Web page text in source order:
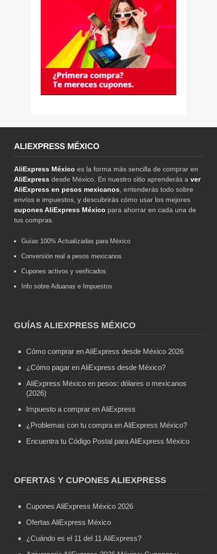
ALIEXPRESS MÉXICO
AliExpress México es la forma más sencilla de comprar en
AliExpress desde México. En nuestro sitio aprenderás a ver
AliExpress en pesos mexicanos , entenderás todo sobre
envíos e impuestos, y descubrirás cómo usar los mejores
cupones AliExpress México para ahorrar en cada una de
tus compras.
Guías 100% Actualizadas para México
Conversión real a pesos mexicanos
Cupones activos y verificados
Info sobre Aduanas e Impuestos
GUÍAS ALIEXPRESS MÉXICO
Cómo comprar en AliExpress desde México 2026
¿Cómo pagar en AliExpress desde México?
AliExpress México en pesos: dólares o mexicanos
(2026)
Impuesto a comprar en AliExpress
¿Problemas con tu compra en AliExpress México?
Encuentra tu Código Postal para AliExpress México
OFERTAS Y CUPONES ALIEXPRESS
Cupones AliExpress México 2026
Ofertas AliExpress México
¿Cuándo es el 11 del 11 AliExpress?